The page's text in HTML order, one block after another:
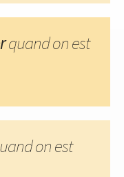
quand on est
on est